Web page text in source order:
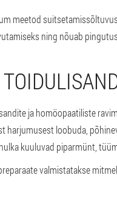
meetod
ning nõuab
ja homöopaatiliste
harjumusest loobuda,
kuuluvad piparmünt,
valmistatakse